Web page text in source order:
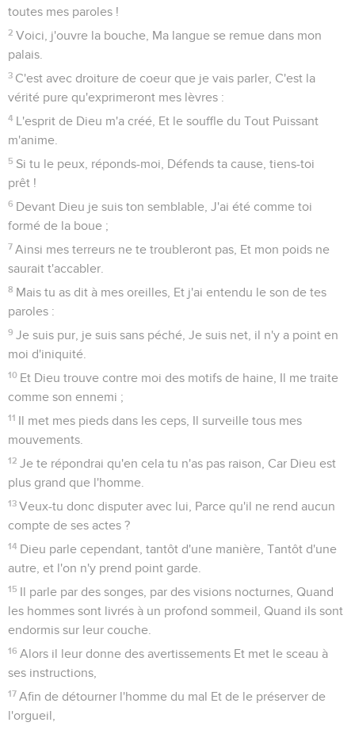
toutes mes paroles !
2 Voici, j'ouvre la bouche, Ma langue se remue dans mon
palais.
3 C'est avec droiture de coeur que je vais parler, C'est la
vérité pure qu'exprimeront mes lèvres :
4 L'esprit de Dieu m'a créé, Et le souffle du Tout Puissant
m'anime.
5 Si tu le peux, réponds-moi, Défends ta cause, tiens-toi
prêt !
6 Devant Dieu je suis ton semblable, J'ai été comme toi
formé de la boue ;
7 Ainsi mes terreurs ne te troubleront pas, Et mon poids ne
saurait t'accabler.
8 Mais tu as dit à mes oreilles, Et j'ai entendu le son de tes
paroles :
9 Je suis pur, je suis sans péché, Je suis net, il n'y a point en
moi d'iniquité.
10 Et Dieu trouve contre moi des motifs de haine, Il me traite
comme son ennemi ;
11 Il met mes pieds dans les ceps, Il surveille tous mes
mouvements.
12 Je te répondrai qu'en cela tu n'as pas raison, Car Dieu est
plus grand que l'homme.
13 Veux-tu donc disputer avec lui, Parce qu'il ne rend aucun
compte de ses actes ?
14 Dieu parle cependant, tantôt d'une manière, Tantôt d'une
autre, et l'on n'y prend point garde.
15 Il parle par des songes, par des visions nocturnes, Quand
les hommes sont livrés à un profond sommeil, Quand ils sont
endormis sur leur couche.
16 Alors il leur donne des avertissements Et met le sceau à
ses instructions,
17 Afin de détourner l'homme du mal Et de le préserver de
l'orgueil,